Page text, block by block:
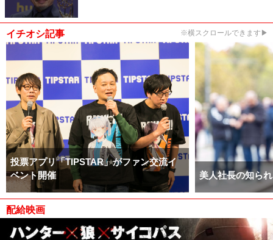
イチオシ記事 ※横スクロールできます▶
投票アプリ「TIPSTAR」がファン交流イ
ベント開催
美人社長の知ら
配給映画